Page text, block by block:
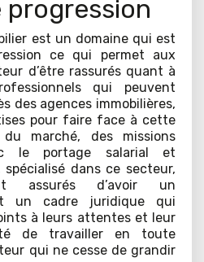
progression
est un domaine qui est
ce qui permet aux
d’être rassurés quant à
qui peuvent
des agences immobilières,
pour faire face à cette
marché, des missions
le portage salarial et
spécialisé dans ce secteur,
assurés d’avoir un
un cadre juridique qui
à leurs attentes et leur
de travailler en toute
qui ne cesse de grandir